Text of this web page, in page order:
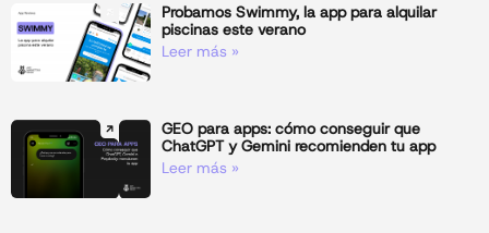
Probamos Swimmy, la app para alquilar
piscinas este verano
Leer más »
GEO para apps: cómo conseguir que
ChatGPT y Gemini recomienden tu app
Leer más »